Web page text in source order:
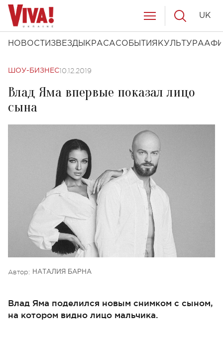
НОВОСТИ ЗВЕЗДЫ КРАСАСОБЫТИЯ КУЛЬТУРА
UK
ШОУ-БИЗНЕС10.12.2019
Влад Яма впервые показал лицо
сына
Автор: НАТАЛИЯ БАРНА
Влад Яма поделился новым снимком с сыном,
на котором видно лицо мальчика.